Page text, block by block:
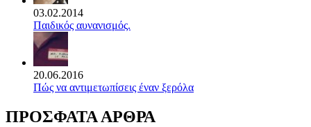
03.02.2014
Παιδικός αυνανισμός.
20.06.2016
Πώς να αντιμετωπίσεις έναν ξερόλα
ΠΡΟΣΦΑΤΑ ΑΡΘΡΑ